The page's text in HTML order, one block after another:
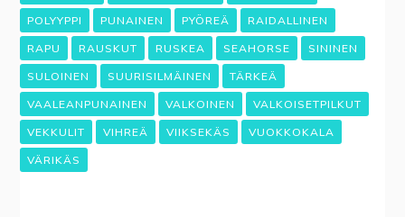
POLYYPPI PUNAINEN PYÖREÄ RAIDALLINEN
RAPU RAUSKUT RUSKEA SEAHORSE SININEN
SULOINEN SUURISILMÄINEN TÄRKEÄ
VAALEANPUNAINEN VALKOINEN VALKOISETPILKUT
VEKKULIT VIHREÄ VIIKSEKÄS VUOKKOKALA
VÄRIKÄS